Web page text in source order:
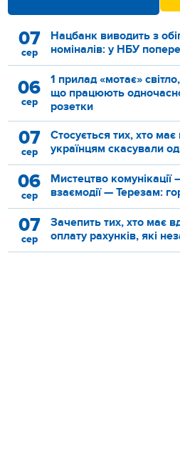
07
сер
Нацбанк виводить з
номіналів: у НБУ
06
сер
1 прилад «мотає»
що працюють
розетки
07
сер
Стосується тих, хто
українцям скасували
06
сер
Мистецтво
взаємодії — Терезам:
07
сер
Зачепить тих, хто має
оплату рахунків, які